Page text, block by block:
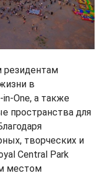
резидентам
в
One, а также
пространства для
творческих и
Central Park
местом